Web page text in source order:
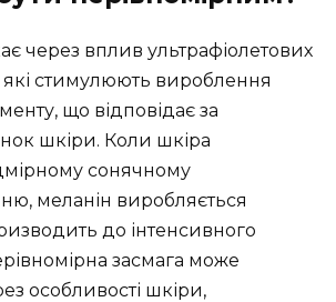
через вплив ультрафіолетових
стимулюють вироблення
що відповідає за
шкіри. Коли шкіра
сонячному
меланін виробляється
до інтенсивного
засмага може
особливості шкіри,